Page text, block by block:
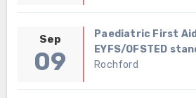
Sep
09
Paediatric First
EYFS/OFSTED
Rochford